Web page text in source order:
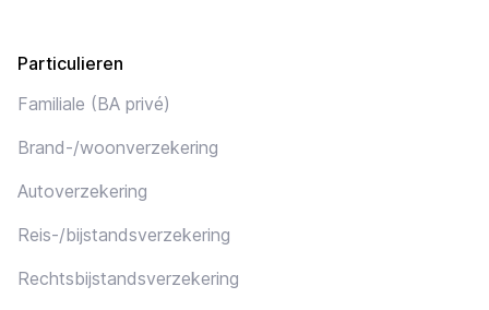
Particulieren
Familiale (BA privé)
Brand-/woonverzekering
Autoverzekering
Reis-/bijstandsverzekering
Rechtsbijstandsverzekering